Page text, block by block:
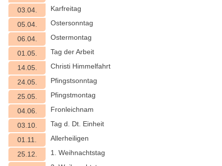
03.04.
Karfreitag
05.04.
Ostersonntag
06.04.
Ostermontag
01.05.
Tag der Arbeit
14.05.
Christi Himmelfahrt
24.05.
Pfingstsonntag
25.05.
Pfingstmontag
04.06.
Fronleichnam
03.10.
Tag d. Dt. Einheit
01.11.
Allerheiligen
25.12.
1. Weihnachtstag